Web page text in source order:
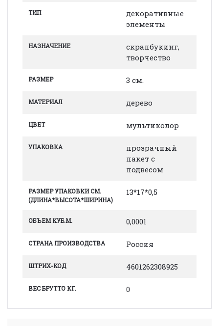
ТИП
декоративные
элементы
НАЗНАЧЕНИЕ
скрапбукинг,
творчество
РАЗМЕР 3 см.
МАТЕРИАЛ дерево
ЦВЕТ мультиколор
УПАКОВКА
прозрачный
пакет с
подвесом
РАЗМЕР УПАКОВКИ СМ.
(ДЛИНА*ВЫСОТА*ШИРИНА)
13*17*0,5
ОБЪЕМ КУБ.М. 0,0001
СТРАНА ПРОИЗВОДСТВА Россия
ШТРИХ-КОД 4601262308925
ВЕС БРУТТО КГ. 0